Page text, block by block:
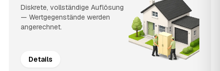
Diskrete, vollständige Auflösung
— Wertgegenstände werden
angerechnet.
Details